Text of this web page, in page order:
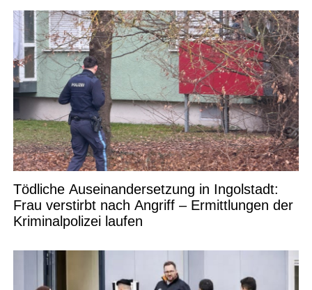
Tödliche Auseinandersetzung in Ingolstadt:
Frau verstirbt nach Angriff – Ermittlungen der
Kriminalpolizei laufen